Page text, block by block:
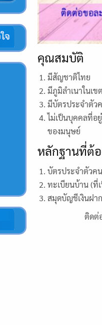
คุณสมบัติ
มีสัญชาติไทย
มีภูมิลำเนาในเ
มีบัตรประจำตัว
ไม่เป็นบุคคลที่อ
ของมนุษย์
หลักฐานที่ต้อ
บัตรประจำตัวค
ทะเบียนบ้าน (ที่
สมุดบัญชีเงินฝา
ติดต่